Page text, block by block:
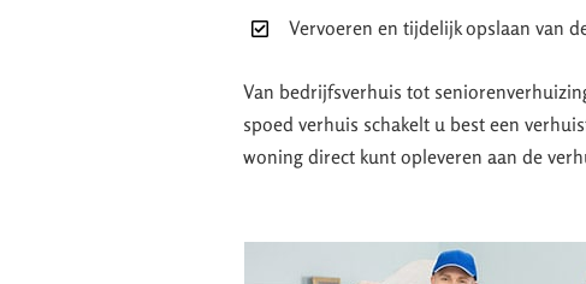
Vervoeren en tijdelijk opslaan van
Van bedrijfsverhuis tot
spoed verhuis schakelt u best een
woning direct kunt opleveren aan de